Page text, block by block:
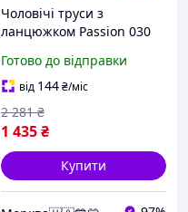
Чоловічі труси з
ланцюжком Passion 030
екошкіра, відкриті сідниці
xochu.com.ua
Готово до відправки
від 144₴/міс
1 435₴
2 281 ₴
Купити